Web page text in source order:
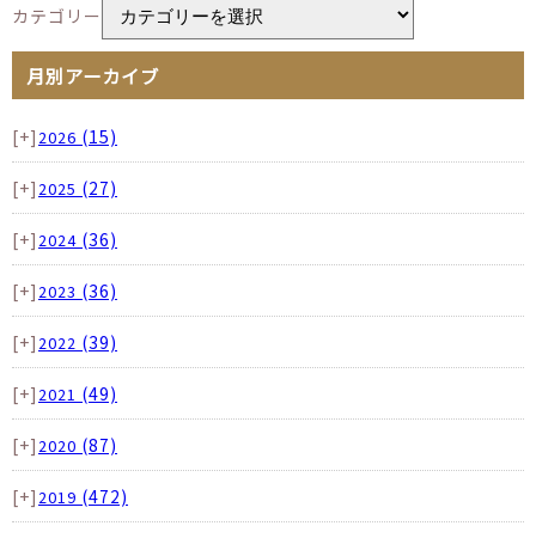
カテゴリー
月別アーカイブ
[+] 2026 (15)
[+] 2025 (27)
[+] 2024 (36)
[+] 2023 (36)
[+] 2022 (39)
[+] 2021 (49)
[+] 2020 (87)
[+] 2019 (472)